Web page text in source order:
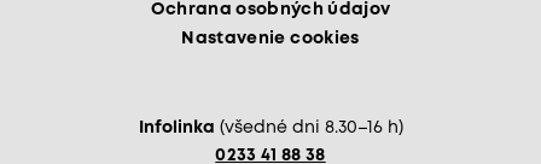
Ochrana osobných údajov
Nastavenie cookies
Infolinka (všedné dni 8.30–16 h)
0233 41 88 38